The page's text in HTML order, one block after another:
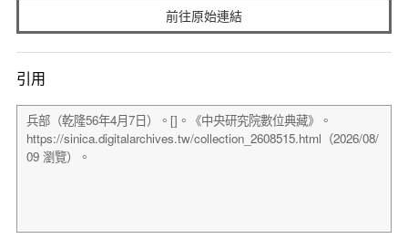
前往原始連結
引用